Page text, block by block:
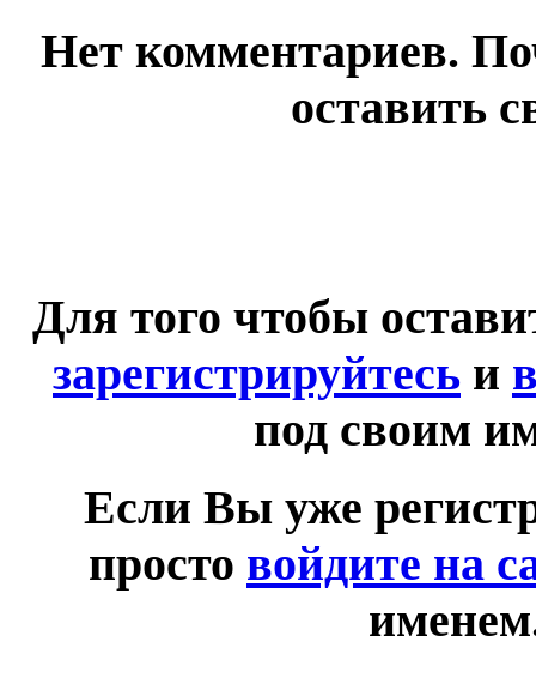
Нет комментариев.
оставить
Для того чтобы
зарегистрируйтесь и
под своим
Если Вы уже
просто войдите на